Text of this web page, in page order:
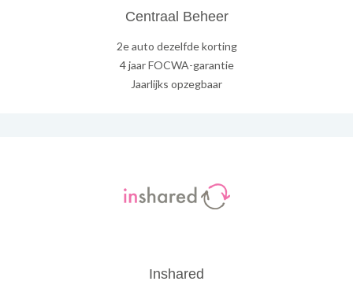
Centraal Beheer
2e auto dezelfde korting
4 jaar FOCWA-garantie
Jaarlijks opzegbaar
Inshared